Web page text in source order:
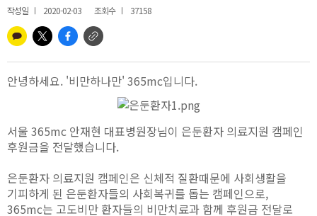
작성일 2020-02-03 조회수 37158
안녕하세요. '비만하나만' 365mc입니다.
서울 365mc 안재현 대표병원장님이 은둔환자 의료지원 캠페인
후원금을 전달했습니다.
은둔환자 의료지원 캠페인은 신체적 질환때문에 사회생활을
기피하게 된 은둔환자들의 사회복귀를 돕는 캠페인으로,
365mc는 고도비만 환자들의 비만치료과 함께 후원금 전달로